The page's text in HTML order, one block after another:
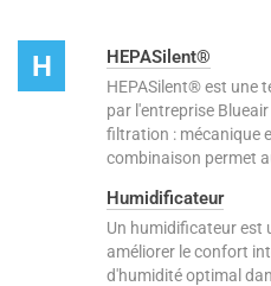
H HEPASilent®
HEPASilent® est une
par l'entreprise
filtration : mécanique
combinaison permet
Humidificateur
Un humidificateur est
améliorer le confort
d'humidité optimal